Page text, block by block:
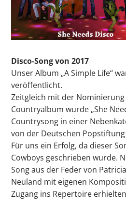
Disco-Song von 2017
Unser Album „A Simple Life“
veröffentlicht.
Zeitgleich mit der
Countryalbum wurde „She
Countrysong in einer
von der Deutschen
Für uns ein Erfolg, da dieser
Cowboys geschrieben wurde.
Song aus der Feder von
Neuland mit eigenen
Zugang ins Repertoire